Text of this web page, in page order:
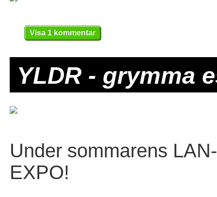
Visa 1 kommentar
YLDR - grymma
Under sommarens
EXPO!